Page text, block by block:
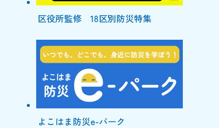
区役所監修 18区別防災特集
よこはま防災e-パーク